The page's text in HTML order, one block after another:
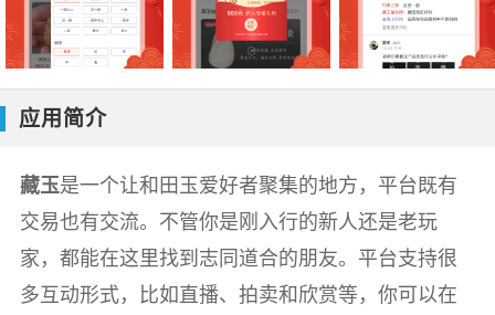
应用简介
藏玉是一个让和田玉爱好者聚集的地方，平台既有
交易也有交流。不管你是刚入行的新人还是老玩
家，都能在这里找到志同道合的朋友。平台支持很
多互动形式，比如直播、拍卖和欣赏等，你可以在